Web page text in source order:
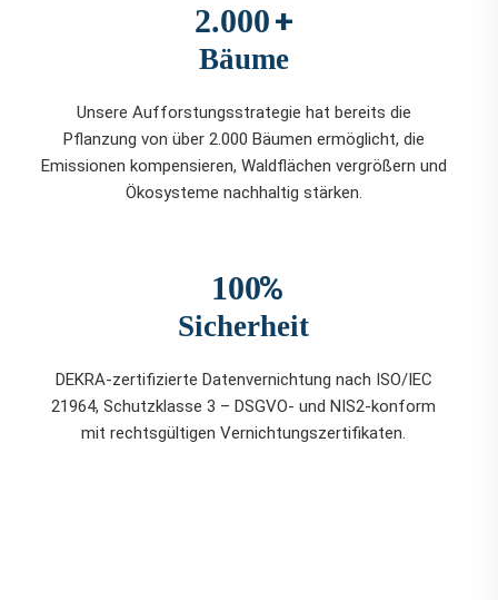
2.000+
Bäume
Unsere Aufforstungsstrategie hat bereits die
Pflanzung von über 2.000 Bäumen ermöglicht, die
Emissionen kompensieren, Waldflächen vergrößern und
Ökosysteme nachhaltig stärken.
100%
Sicherheit
DEKRA-zertifizierte Datenvernichtung nach ISO/IEC
21964, Schutzklasse 3 – DSGVO- und NIS2-konform
mit rechtsgültigen Vernichtungszertifikaten.